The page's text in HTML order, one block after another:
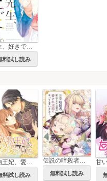
料試し読み
料試し読み
伝説の暗殺者、転生したら王家の愛され末娘になってしまいまして。
無料試し読み